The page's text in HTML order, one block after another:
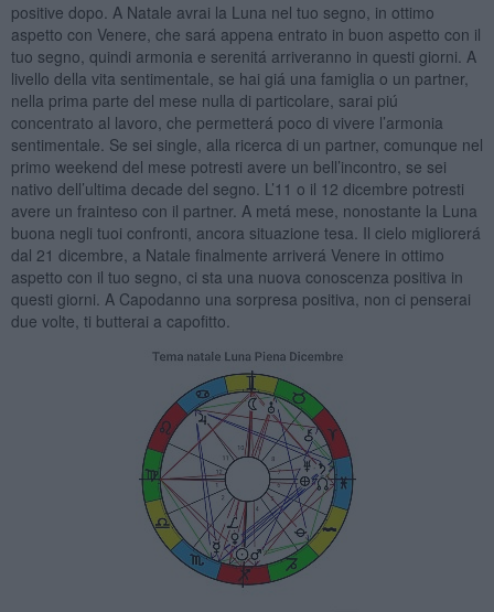
positive dopo. A Natale avrai la Luna nel tuo segno, in ottimo
aspetto con Venere, che sará appena entrato in buon aspetto con il
tuo segno, quindi armonia e serenitá arriveranno in questi giorni. A
livello della vita sentimentale, se hai giá una famiglia o un partner,
nella prima parte del mese nulla di particolare, sarai piú
concentrato al lavoro, che permetterá poco di vivere l’armonia
sentimentale. Se sei single, alla ricerca di un partner, comunque nel
primo weekend del mese potresti avere un bell’incontro, se sei
nativo dell’ultima decade del segno. L’11 o il 12 dicembre potresti
avere un frainteso con il partner. A metá mese, nonostante la Luna
buona negli tuoi confronti, ancora situazione tesa. Il cielo migliorerá
dal 21 dicembre, a Natale finalmente arriverá Venere in ottimo
aspetto con il tuo segno, ci sta una nuova conoscenza positiva in
questi giorni. A Capodanno una sorpresa positiva, non ci penserai
due volte, ti butterai a capofitto.